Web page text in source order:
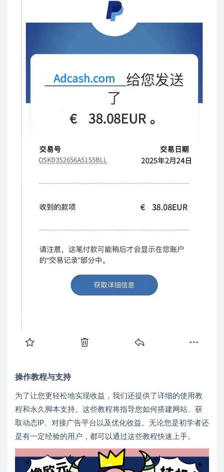
操作教程与支持
为了让您更轻松地实现收益，我们还提供了详细的使用教
程和永久脚本支持。这些教程将指导您如何搭建网站、获
取动态IP、对接广告平台以及优化收益。无论您是初学者还
是有一定经验的用户，都可以通过这些教程快速上手。